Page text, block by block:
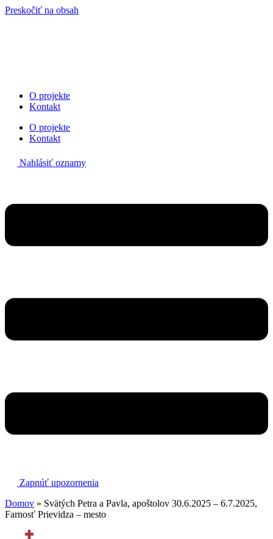
Preskočiť na obsah
O projekte
Kontakt
O projekte
Kontakt
Nahlásiť oznamy
Zapnúť upozornenia
Domov » Svätých Petra a Pavla, apoštolov 30.6.2025 – 6.7.2025,
Farnosť Prievidza – mesto